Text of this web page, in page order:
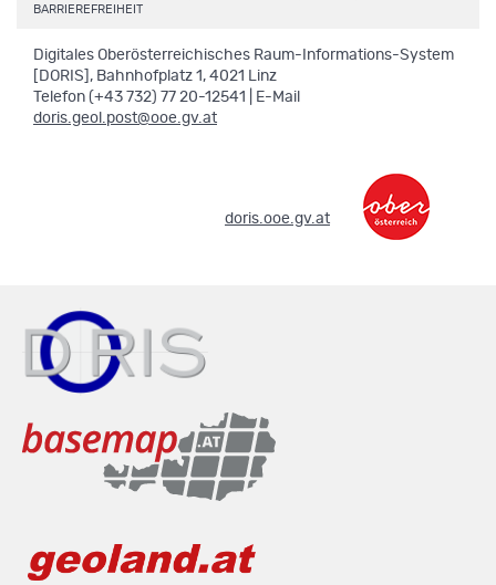
BARRIEREFREIHEIT.
Digitales Oberösterreichisches Raum-Informations-System
[DORIS], Bahnhofplatz 1, 4021 Linz
Telefon (+43 732) 77 20-12541 | E-Mail
doris.geol.post@ooe.gv.at
doris.ooe.gv.at.